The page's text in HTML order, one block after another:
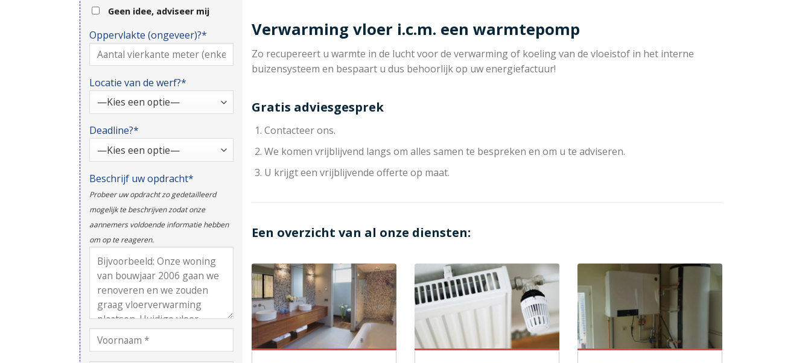
Geen idee, adviseer mij
Oppervlakte (ongeveer)?*
Locatie van de werf?*
Deadline?*
Beschrijf uw opdracht*
Probeer uw opdracht zo gedetailleerd
mogelijk te beschrijven zodat onze
aannemers voldoende informatie hebben
om op te reageren.
Verwarming vloer i.c.m. een warmtepomp
Zo recupereert u warmte in de lucht voor de verwarming of koeling van de vloeistof in het interne
buizensysteem en bespaart u dus behoorlijk op uw energiefactuur!
Gratis adviesgesprek
Contacteer ons.
We komen vrijblijvend langs om alles samen te bespreken en om u te adviseren.
U krijgt een vrijblijvende offerte op maat.
Een overzicht van al onze diensten: